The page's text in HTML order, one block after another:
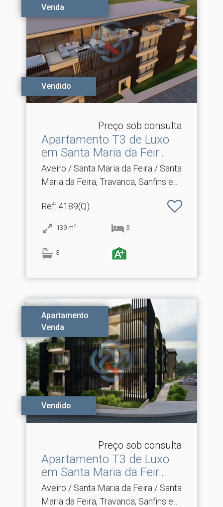
Venda
Vendido
Preço sob consulta
Apartamento T3 de Luxo
em Santa Maria da Feir.​..
Aveiro / Santa Maria da Feira / Santa
Maria da Feira, Travanca, Sanfins e
Ref: 4189(Q)
139 m2 3
3
Apartamento
Venda
Vendido
Preço sob consulta
Apartamento T3 de Luxo
em Santa Maria da Feir.​..
Aveiro / Santa Maria da Feira / Santa
Maria da Feira, Travanca, Sanfins e